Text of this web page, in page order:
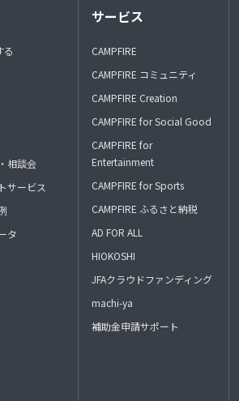
る
相談会
サービス
タ
サービス
CAMPFIRE
CAMPFIRE コミュニティ
CAMPFIRE Creation
CAMPFIRE for Social Good
CAMPFIRE for
Entertainment
CAMPFIRE for Sports
CAMPFIRE ふるさと納税
AD FOR ALL
HIOKOSHI
JFAクラウドファンディング
machi-ya
補助金申請サポート